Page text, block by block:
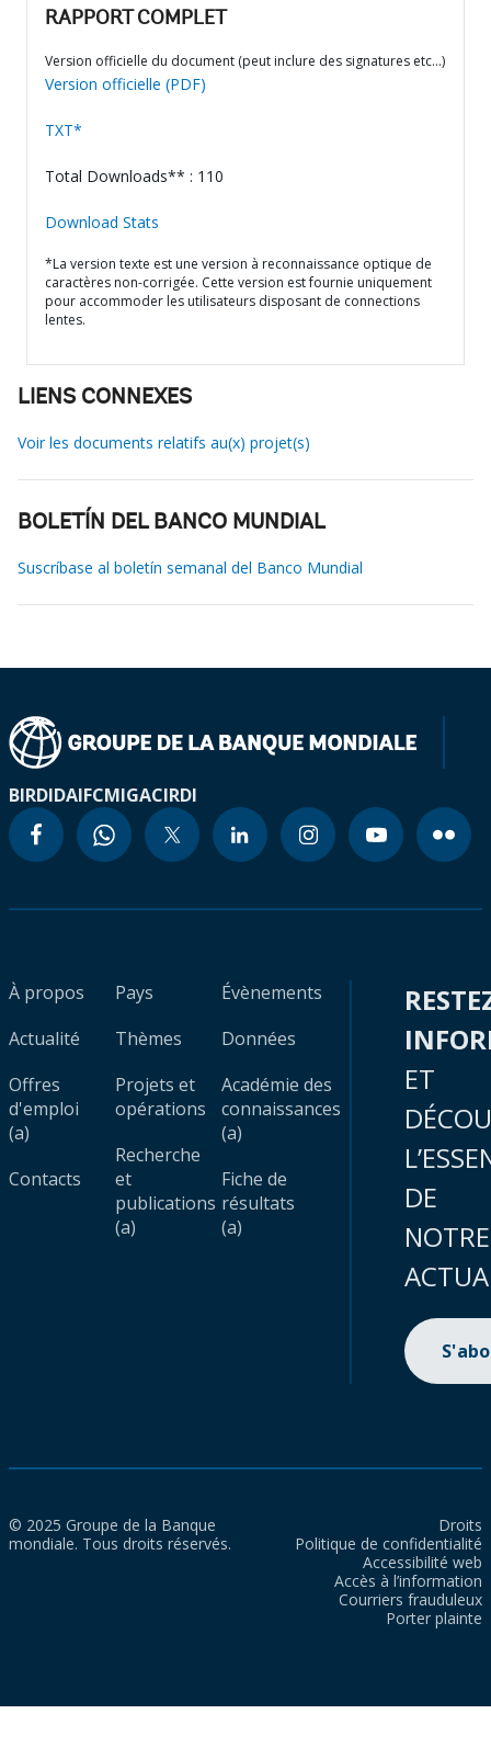
RAPPORT COMPLET
Version officielle du document (peut inclure des signatures etc…)
Version officielle (PDF)
TXT*
Total Downloads** : 110
Download Stats
*La version texte est une version à reconnaissance optique de
caractères non-corrigée. Cette version est fournie uniquement
pour accommoder les utilisateurs disposant de connections
lentes.
LIENS CONNEXES
Voir les documents relatifs au(x) projet(s)
BOLETÍN DEL BANCO MUNDIAL
Suscríbase al boletín semanal del Banco Mundial
BIRDIDAIFCMIGACIRDI
À propos
Actualité
Offres
d'emploi
(a)
Contacts
Pays
Thèmes
Projets et
opérations
Recherche
et
publications
(a)
Évènements
Données
Académie des
connaissances
(a)
Fiche de
résultats
(a)
ET
DE
NOTRE
© 2025 Groupe de la Banque
mondiale. Tous droits réservés.
Droits
Politique de confidentialité
Accessibilité web
Accès à l’information
Courriers frauduleux
Porter plainte